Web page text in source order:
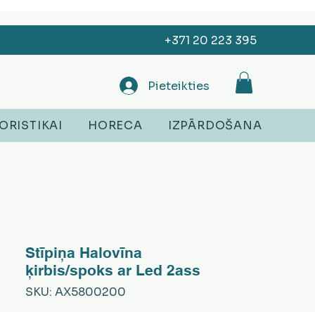
+371 20 223 395
Pieteikties
HORECA IZPĀRDOŠANA
Stīpiņa Halovīna
ķirbis/spoks ar Led 2ass
SKU: AX5800200